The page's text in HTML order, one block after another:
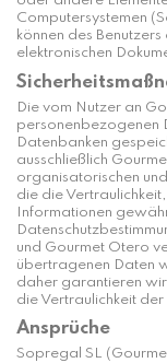
Computersystemen
können des
elektronischen
Die vom Nutzer an
personenbezogenen
Datenbanken
ausschließlich
organisatorischen
die die
Informationen
und Gourmet Otero
übertragenen Daten
daher garantieren
die Vertraulichkeit
Ansprüche
Sopregal SL